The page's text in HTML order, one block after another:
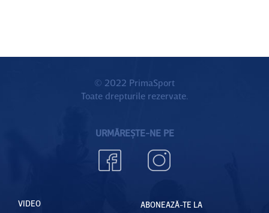
© 2022 PrimaSport
Toate drepturile rezervate.
URMĂREȘTE-NE PE
VIDEO
ABONEAZĂ-TE LA